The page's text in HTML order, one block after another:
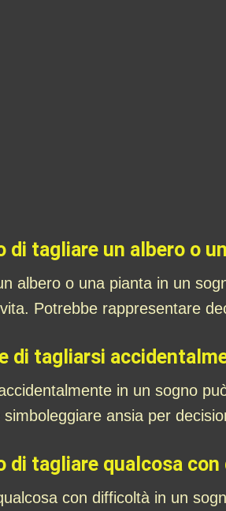
di tagliare un albero o
albero o una pianta in un
Potrebbe rappresentare
di tagliarsi
in un sogno
simboleggiare ansia per
di tagliare qualcosa
con difficoltà in un